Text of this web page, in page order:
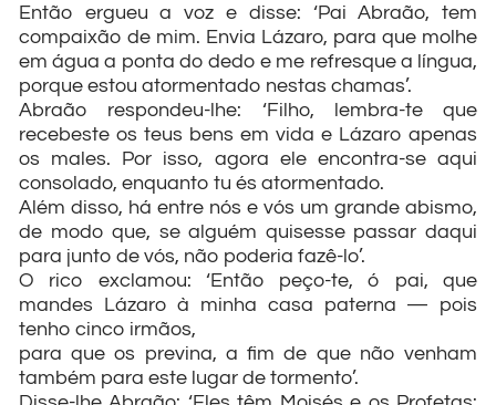
Então ergueu a voz e disse: ‘Pai Abraão, tem
compaixão de mim. Envia Lázaro, para que molhe
em água a ponta do dedo e me refresque a língua,
porque estou atormentado nestas chamas’.
Abraão respondeu-lhe: ‘Filho, lembra-te que
recebeste os teus bens em vida e Lázaro apenas
os males. Por isso, agora ele encontra-se aqui
consolado, enquanto tu és atormentado.
Além disso, há entre nós e vós um grande abismo,
de modo que, se alguém quisesse passar daqui
para junto de vós, não poderia fazê-lo’.
O rico exclamou: ‘Então peço-te, ó pai, que
mandes Lázaro à minha casa paterna — pois
tenho cinco irmãos,
para que os previna, a fim de que não venham
também para este lugar de tormento’.